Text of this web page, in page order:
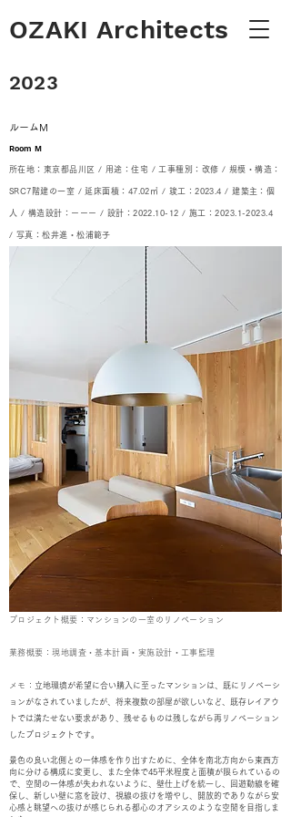
OZAKI Architects
2023
ルームM
Room M
所在地：東京都品川区 / 用途：住宅 / 工事種別：改修 / 規模・構造：
SRC7階建の一室 / 延床面積：47.02㎡ / 竣工：2023.4 / 建築主：個
人 / 構造設計：ーーー / 設計：2022.10-12 / 施工：2023.1-2023.4
/ 写真：松井進・松浦範子
プロジェクト概要：マンションの一室のリノベーション
業務概要：現地調査・基本計画・実施設計・工事監理
メモ： 立地環境が希望に合い購入に至ったマンションは、既にリノベーシ
ョンがなされていましたが、将来複数の部屋が欲しいなど、既存レイアウ
トでは満たせない要求があり、残せるものは残しながら再リノベーション
したプロジェクトです。
景色の良い北側との一体感を作り出すために、全体を南北方向から東西方
向に分ける構成に変更し、また全体で45平米程度と面積が限られているの
で、空間の一体感が失われないように、壁仕上げを統一し、回遊動線を確
保し、新しい壁に窓を設け、視線の抜けを増やし、開放的でありながら安
心感と眺望への抜けが感じられる都心のオアシスのような空間を目指しま